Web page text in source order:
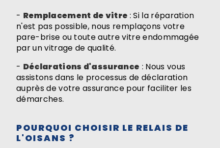
- Remplacement de vitre : Si la réparation
n'est pas possible, nous remplaçons votre
pare-brise ou toute autre vitre endommagée
par un vitrage de qualité.
- Déclarations d'assurance : Nous vous
assistons dans le processus de déclaration
auprès de votre assurance pour faciliter les
démarches.
POURQUOI CHOISIR LE RELAIS DE
L'OISANS ?